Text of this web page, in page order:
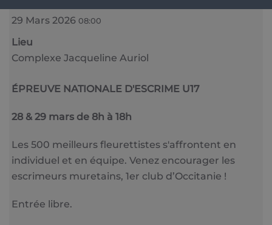
29 Mars 2026 08:00
Lieu
Complexe Jacqueline Auriol
ÉPREUVE NATIONALE D'ESCRIME U17
28 & 29 mars de 8h à 18h
Les 500 meilleurs fleurettistes s'affrontent en
individuel et en équipe. Venez encourager les
escrimeurs muretains, 1er club d’Occitanie !
Entrée libre.